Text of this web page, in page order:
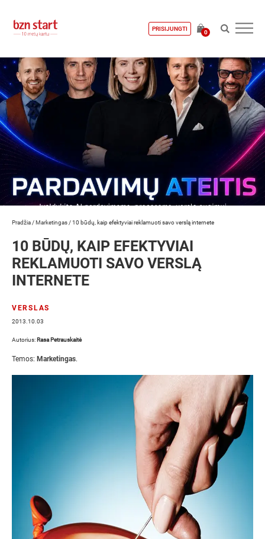
PRISIJUNGTI
0
Pradžia /Marketingas /10 būdų, kaip efektyviai reklamuoti savo verslą internete
10 BŪDŲ, KAIP EFEKTYVIAI
REKLAMUOTI SAVO VERSLĄ
INTERNETE
VERSLAS
2013.10.03
Autorius: Rasa Petrauskaitė
Temos: Marketingas.